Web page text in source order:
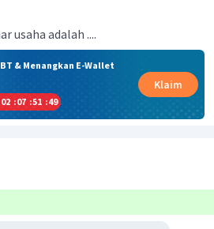
usaha adalah ....
& Menangkan E-Wallet
02 :07 :51 :49
Klaim